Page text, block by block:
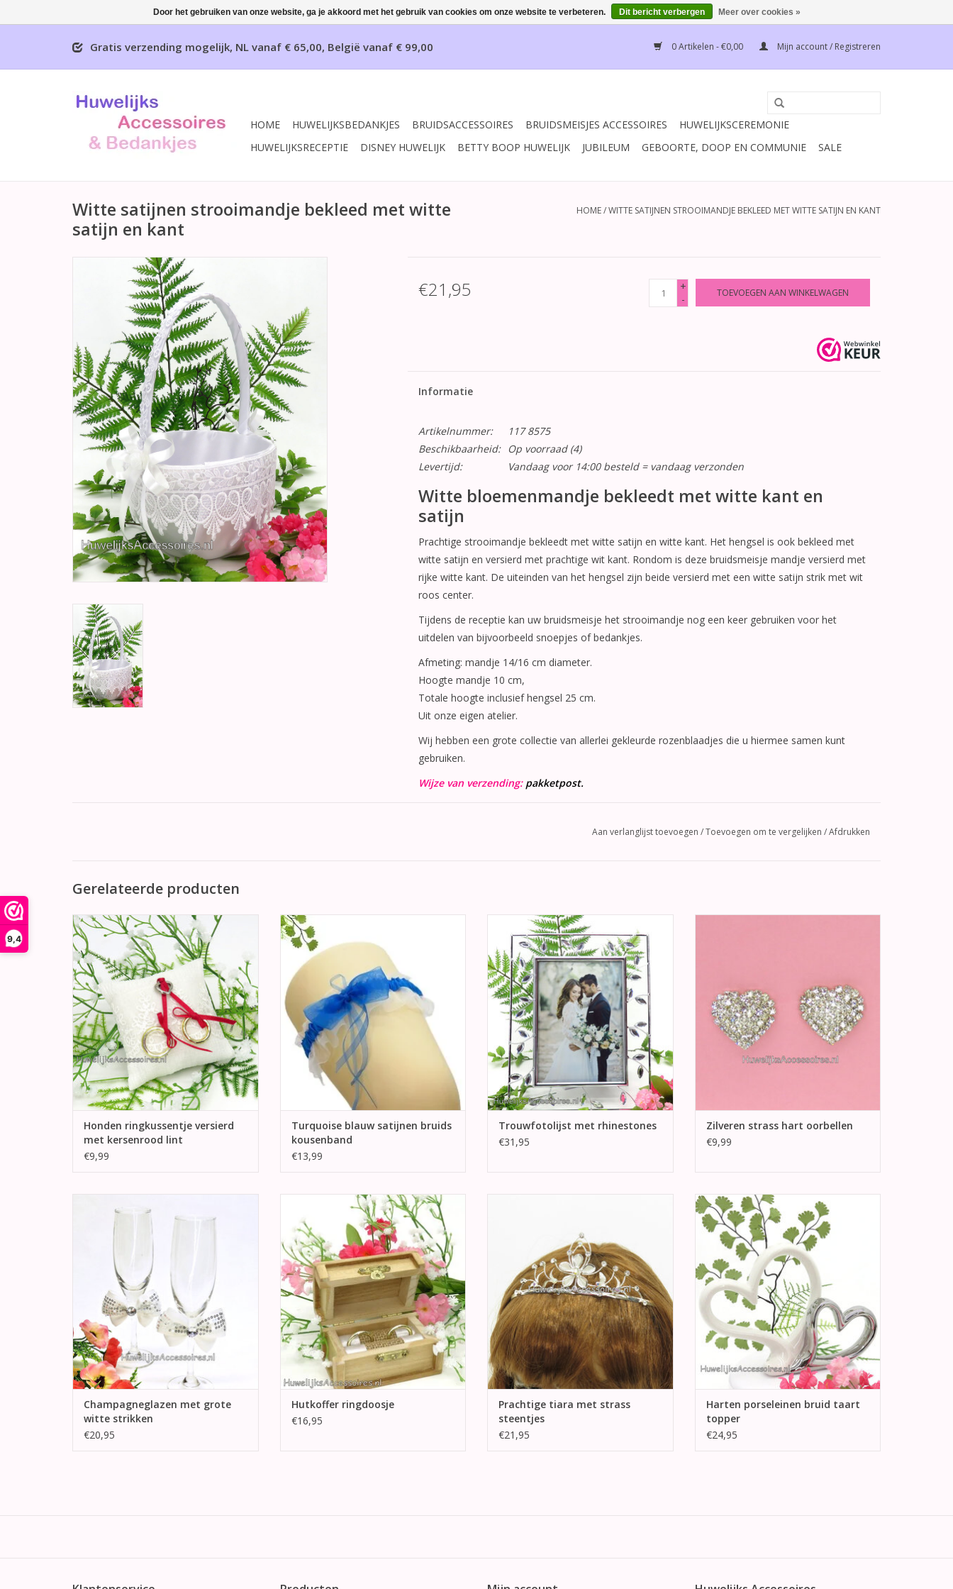
9,4
Gratis verzending mogelijk, NL vanaf € 65,00, België vanaf € 99,00 0 Artikelen - €0,00 Mijn account / Registreren
HOME HUWELIJKSBEDANKJES BRUIDSACCESSOIRES BRUIDSMEISJES ACCESSOIRES
HUWELIJKSCEREMONIE
HUWELIJKSRECEPTIE
DISNEY HUWELIJK BETTY BOOP HUWELIJK JUBILEUM GEBOORTE, DOOP EN COMMUNIE SALE
Witte satijnen strooimandje bekleed met witte
satijn en kant
HOME/WITTE SATIJNEN STROOIMANDJE BEKLEED MET WITTE SATIJN EN KANT
€21,95
+
-
TOEVOEGEN AAN WINKELWAGEN
Informatie
Artikelnummer:
117 8575
Beschikbaarheid:
Op voorraad(4)
Levertijd:
Vandaag voor 14:00 besteld = vandaag verzonden
Witte bloemenmandje bekleedt met witte kant en
satijn
Prachtige strooimandje bekleedt met witte satijn en witte kant. Het hengsel is ook bekleed met
witte satijn en versierd met prachtige wit kant. Rondom is deze bruidsmeisje mandje versierd met
rijke witte kant. De uiteinden van het hengsel zijn beide versierd met een witte satijn strik met wit
roos center.
Tijdens de receptie kan uw bruidsmeisje het strooimandje nog een keer gebruiken voor het
uitdelen van bijvoorbeeld snoepjes of bedankjes.
Afmeting: mandje 14/16 cm diameter.
Hoogte mandje 10 cm,
Totale hoogte inclusief hengsel 25 cm.
Uit onze eigen atelier.
Wij hebben een grote collectie van allerlei gekleurde rozenblaadjes die u hiermee samen kunt
gebruiken.
Wijze van verzending: pakketpost.
Aan verlanglijst toevoegen /Toevoegen om te vergelijken /Afdrukken
Gerelateerde producten
Prachtige witte trouwring kussen met kant
voor uw hond. Versierd met kersenrood
lint en een zilver open hart bedel.
TOEVOEGEN AAN WINKELWAGEN
Honden ringkussentje versierd
met kersenrood lint
€9,99
Hele mooie wit organza en turquoise
blauw satijn bruids kousenband met grote
turquoise blauw organza strik.
TOEVOEGEN AAN WINKELWAGEN
Turquoise blauw satijnen bruids
kousenband
€13,99
Een zeer mooie trouwfotolijst versiert met
rhinestones.
TOEVOEGEN AAN WINKELWAGEN
Trouwfotolijst met rhinestones
€31,95
Zilveren strass hart oorbellen
€9,99
versierd met grote witte strikken met zilver
pailletjes, in de center van de witte strik
een grote stras steen.
TOEVOEGEN AAN WINKELWAGEN
Champagneglazen met grote
witte strikken
€20,95
Hele mooie houten ringendoosje in de
vorm van een schatkist. Aan de voorkant
een gouden sluiting.
TOEVOEGEN AAN WINKELWAGEN
Hutkoffer ringdoosje
€16,95
TOEVOEGEN AAN WINKELWAGEN
Prachtige tiara met strass
steentjes
€21,95
Prachtige twee harten wit en zilver
porseleinen bruidstaart topper
TOEVOEGEN AAN WINKELWAGEN
Harten porseleinen bruid taart
topper
€24,95
Door het gebruiken van onze website, ga je akkoord met het gebruik van cookies om onze website te verbeteren. Dit bericht verbergen Meer over cookies »